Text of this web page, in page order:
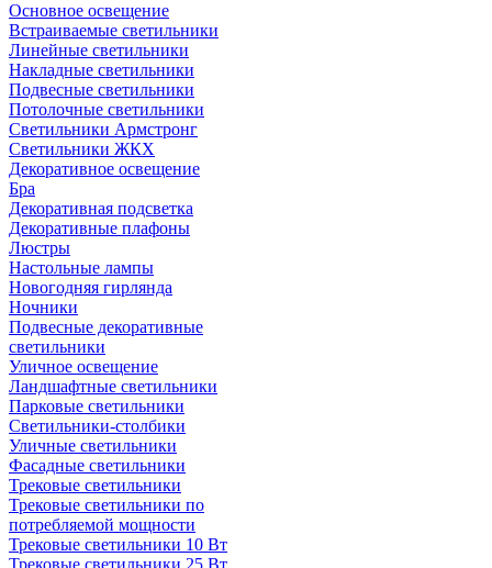
Основное освещение
Встраиваемые светильники
Линейные светильники
Накладные светильники
Подвесные светильники
Потолочные светильники
Светильники Армстронг
Светильники ЖКХ
Декоративное освещение
Бра
Декоративная подсветка
Декоративные плафоны
Люстры
Настольные лампы
Новогодняя гирлянда
Ночники
Подвесные декоративные
светильники
Уличное освещение
Ландшафтные светильники
Парковые светильники
Светильники-столбики
Уличные светильники
Фасадные светильники
Трековые светильники
Трековые светильники по
потребляемой мощности
Трековые светильники 10 Вт
Трековые светильники 25 Вт